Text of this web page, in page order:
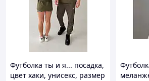
Футболка ты и я... посадка,
цвет хаки, унисекс, размер